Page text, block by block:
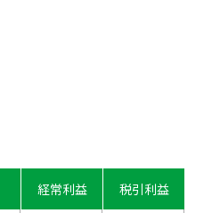
経常利益 税引利益